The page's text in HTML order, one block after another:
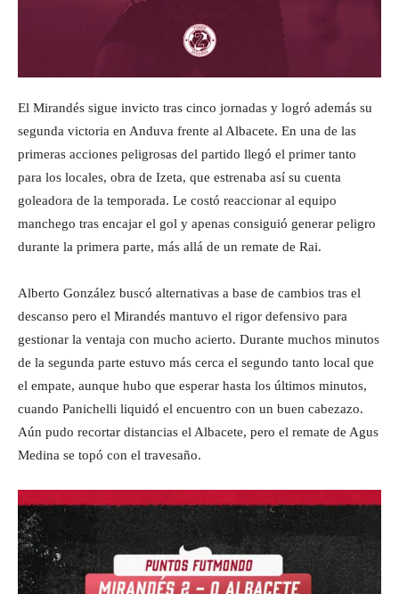
El Mirandés sigue invicto tras cinco jornadas y logró además su
segunda victoria en Anduva frente al Albacete. En una de las
primeras acciones peligrosas del partido llegó el primer tanto
para los locales, obra de Izeta, que estrenaba así su cuenta
goleadora de la temporada. Le costó reaccionar al equipo
manchego tras encajar el gol y apenas consiguió generar peligro
durante la primera parte, más allá de un remate de Rai.
Alberto González buscó alternativas a base de cambios tras el
descanso pero el Mirandés mantuvo el rigor defensivo para
gestionar la ventaja con mucho acierto. Durante muchos minutos
de la segunda parte estuvo más cerca el segundo tanto local que
el empate, aunque hubo que esperar hasta los últimos minutos,
cuando Panichelli liquidó el encuentro con un buen cabezazo.
Aún pudo recortar distancias el Albacete, pero el remate de Agus
Medina se topó con el travesaño.